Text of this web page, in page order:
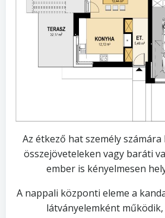
Az étkező hat személy számára
összejöveteleken vagy baráti
ember is kényelmesen
A nappali központi eleme a
látványelemként